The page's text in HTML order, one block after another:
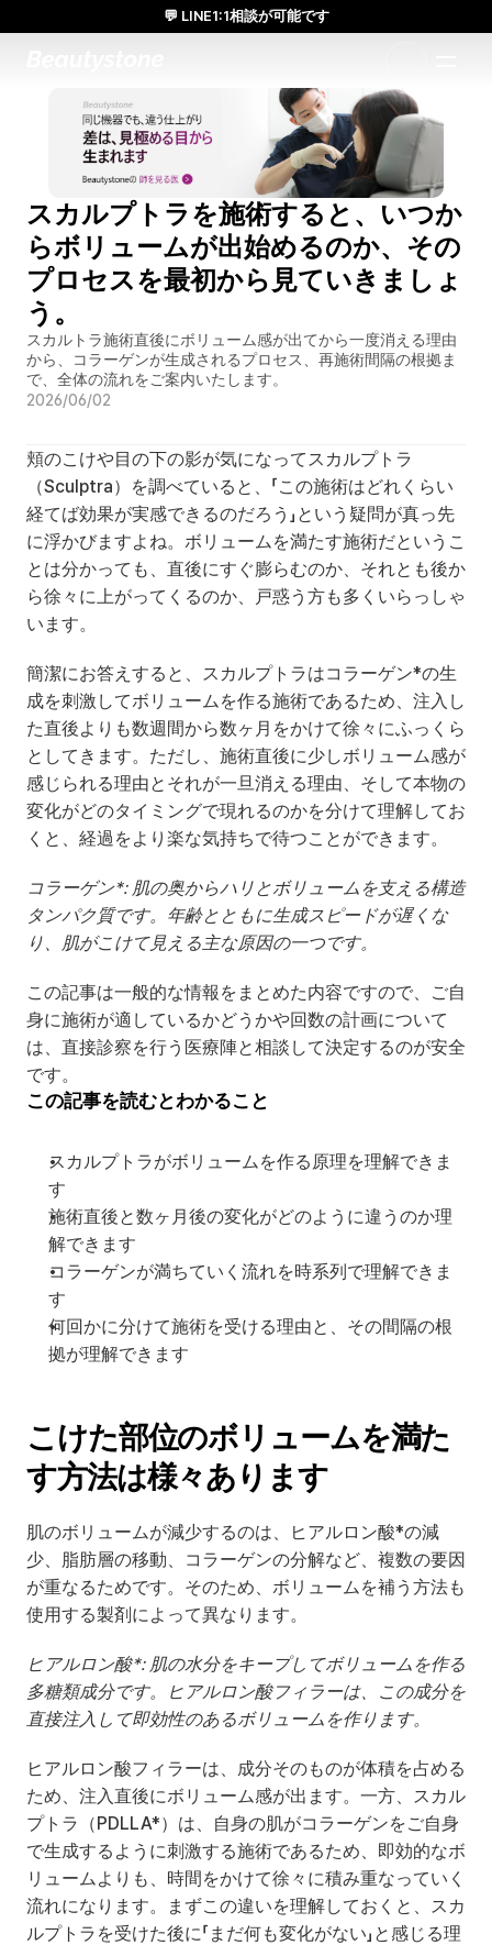
スカルプトラを施術すると、いつか
らボリュームが出始めるのか、その
プロセスを最初から見ていきましょ
う。
スカルトラ施術直後にボリューム感が出てから一度消える理由
から、コラーゲンが生成されるプロセス、再施術間隔の根拠ま
で、全体の流れをご案内いたします。
2026/06/02
頬のこけや目の下の影が気になってスカルプトラ
（Sculptra）を調べていると、「この施術はどれくらい
経てば効果が実感できるのだろう」という疑問が真っ先
に浮かびますよね。ボリュームを満たす施術だというこ
とは分かっても、直後にすぐ膨らむのか、それとも後か
ら徐々に上がってくるのか、戸惑う方も多くいらっしゃ
います。
簡潔にお答えすると、スカルプトラはコラーゲン*の生
成を刺激してボリュームを作る施術であるため、注入し
た直後よりも数週間から数ヶ月をかけて徐々にふっくら
としてきます。ただし、施術直後に少しボリューム感が
感じられる理由とそれが一旦消える理由、そして本物の
変化がどのタイミングで現れるのかを分けて理解してお
くと、経過をより楽な気持ちで待つことができます。
コラーゲン*: 肌の奥からハリとボリュームを支える構造
タンパク質です。年齢とともに生成スピードが遅くな
り、肌がこけて見える主な原因の一つです。
この記事は一般的な情報をまとめた内容ですので、ご自
身に施術が適しているかどうかや回数の計画について
は、直接診察を行う医療陣と相談して決定するのが安全
です。
この記事を読むとわかること
スカルプトラがボリュームを作る原理を理解できま
す
施術直後と数ヶ月後の変化がどのように違うのか理
解できます
コラーゲンが満ちていく流れを時系列で理解できま
す
何回かに分けて施術を受ける理由と、その間隔の根
拠が理解できます
こけた部位のボリュームを満た
す方法は様々あります
肌のボリュームが減少するのは、ヒアルロン酸*の減
少、脂肪層の移動、コラーゲンの分解など、複数の要因
が重なるためです。そのため、ボリュームを補う方法も
使用する製剤によって異なります。
ヒアルロン酸*: 肌の水分をキープしてボリュームを作る
多糖類成分です。ヒアルロン酸フィラーは、この成分を
直接注入して即効性のあるボリュームを作ります。
ヒアルロン酸フィラーは、成分そのものが体積を占める
ため、注入直後にボリューム感が出ます。一方、スカル
プトラ（PDLLA*）は、自身の肌がコラーゲンをご自身
で生成するように刺激する施術であるため、即効的なボ
リュームよりも、時間をかけて徐々に積み重なっていく
流れになります。まずこの違いを理解しておくと、スカ
ルプトラを受けた後に「まだ何も変化がない」と感じる理
💬 LINE1:1相談が可能です
日本人通訳常駐／お得な体験価格／満足度の高い効果